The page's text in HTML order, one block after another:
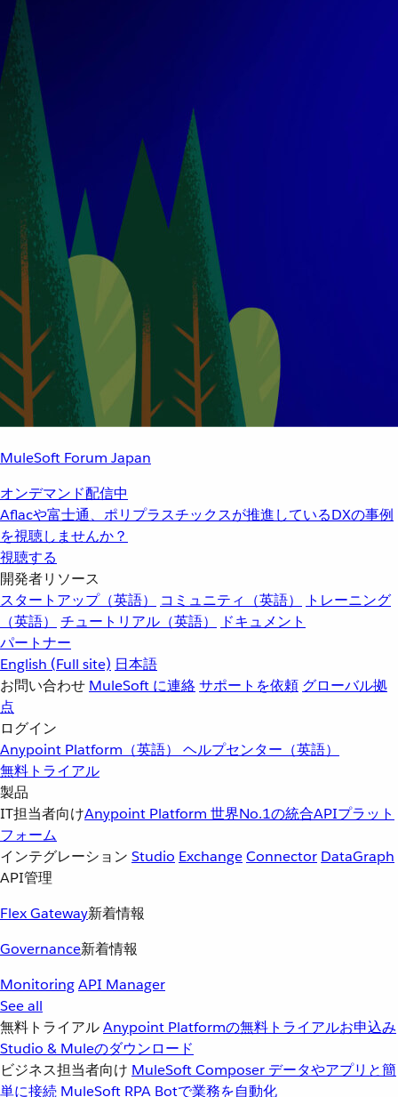
MuleSoft Forum Japan
オンデマンド配信中
Aflacや富士通、ポリプラスチックスが推進しているDXの事例
を視聴しませんか？
視聴する
開発者リソース
スタートアップ（英語）
コミュニティ（英語）
トレーニング
（英語）
チュートリアル（英語）
ドキュメント
パートナー
English (Full site) 日本語
お問い合わせ MuleSoft に連絡サポートを依頼 グローバル拠
点
ログイン
Anypoint Platform（英語） ヘルプセンター（英語）
無料トライアル
製品
IT担当者向けAnypoint Platform 世界No.1の統合APIプラット
フォーム
インテグレーション Studio ExchangeConnector DataGraph
API管理
Flex Gateway新着情報
Governance新着情報
MonitoringAPI Manager
See all
無料トライアルAnypoint Platformの無料トライアルお申込み
Studio & Muleのダウンロード
ビジネス担当者向け MuleSoft Composer データやアプリと簡
単に接続 MuleSoft RPA Botで業務を自動化